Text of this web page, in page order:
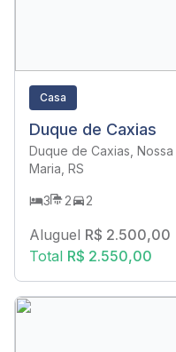
Casa
Duque de Caxias
Duque de Caxias,
Maria, RS
3 2 2
Aluguel R$ 2.500,00
Total R$ 2.550,00